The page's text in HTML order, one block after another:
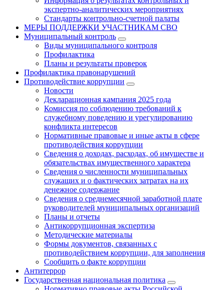
экспертно-аналитических мероприятиях
Стандарты контрольно-счетной палаты
МЕРЫ ПОДДЕРЖКИ УЧАСТНИКАМ СВО
Муниципальный контроль
Виды муниципального контроля
Профилактика
Планы и результаты проверок
Профилактика правонарушений
Противодействие коррупции
Новости
Декларационная кампания 2025 года
Комиссия по соблюдению требований к
служебному поведению и урегулированию
конфликта интересов
Нормативные правовые и иные акты в сфере
противодействия коррупции
Сведения о доходах, расходах, об имуществе и
обязательствах имущественного характера
Сведения о численности муниципальных
служащих и о фактических затратах на их
денежное содержание
Сведения о среднемесячной заработной плате
руководителей муниципальных организаций
Планы и отчеты
Антикоррупционная экспертиза
Методические материалы
Формы документов, связанных с
противодействием коррупции, для заполнения
Сообщить о факте коррупции
Антитеррор
Государственная национальная политика